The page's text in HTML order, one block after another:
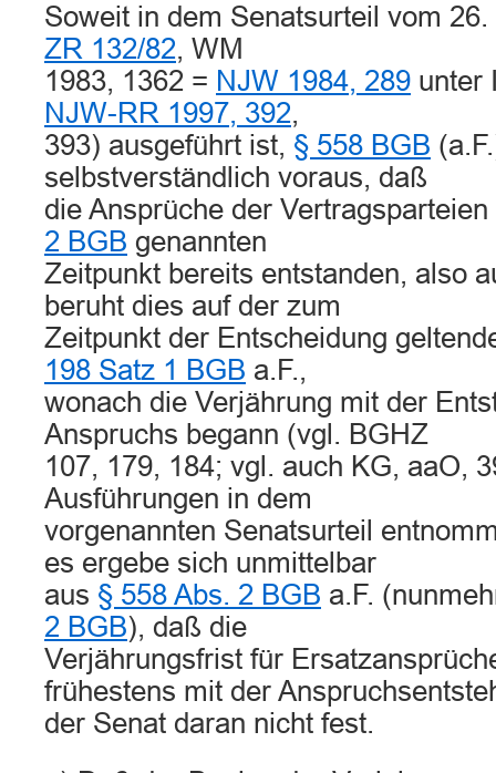
Soweit in dem Senatsurteil vom
ZR 132/82, WM
1983, 1362 = NJW 1984, 289 unter
NJW-RR 1997, 392,
393) ausgeführt ist, § 558 BGB
selbstverständlich voraus, daß
die Ansprüche der
2 BGB genannten
Zeitpunkt bereits entstanden, also
beruht dies auf der zum
Zeitpunkt der Entscheidung
198 Satz 1 BGB a.F.,
wonach die Verjährung mit der
Anspruchs begann (vgl. BGHZ
107, 179, 184; vgl. auch KG, aaO,
Ausführungen in dem
vorgenannten Senatsurteil
es ergebe sich unmittelbar
aus § 558 Abs. 2 BGB a.F.
2 BGB), daß die
Verjährungsfrist für
frühestens mit der
der Senat daran nicht fest.